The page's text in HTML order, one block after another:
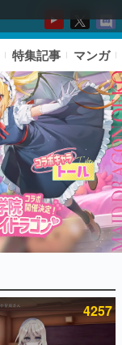
特集記事 マンガ
4257